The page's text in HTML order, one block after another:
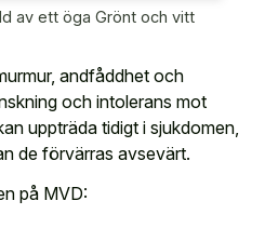
av ett öga Grönt och vitt
andfåddhet och
och intolerans mot
uppträda tidigt i sjukdomen,
de förvärras avsevärt.
på MVD: